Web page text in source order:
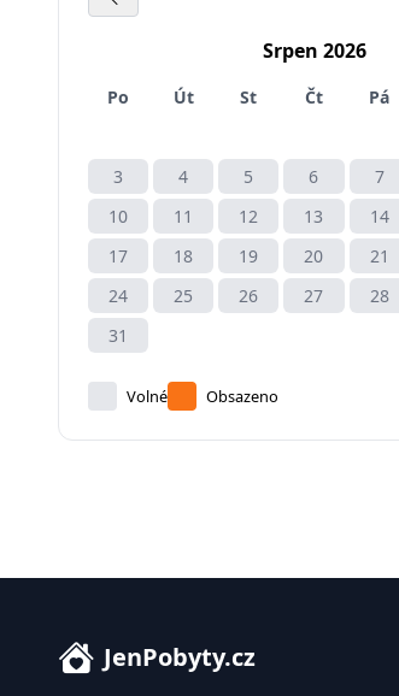
Srpen 2026
Po Út St Čt Pá
3
4 5 6 7
10
11 12 13 14
17
18 19 20 21
24
25 26 27 28
31
Volné Obsazeno
JenPobyty.cz